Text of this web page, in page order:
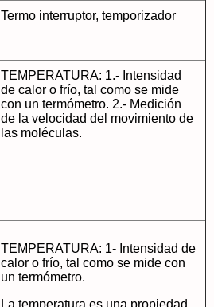
Termo interruptor, temporizador
TEMPERATURA: 1.- Intensidad
de calor o frío, tal como se mide
con un termómetro. 2.- Medición
de la velocidad del movimiento de
las moléculas.
TEMPERATURA: 1- Intensidad de
calor o frío, tal como se mide con
un termómetro.
La temperatura es una propiedad